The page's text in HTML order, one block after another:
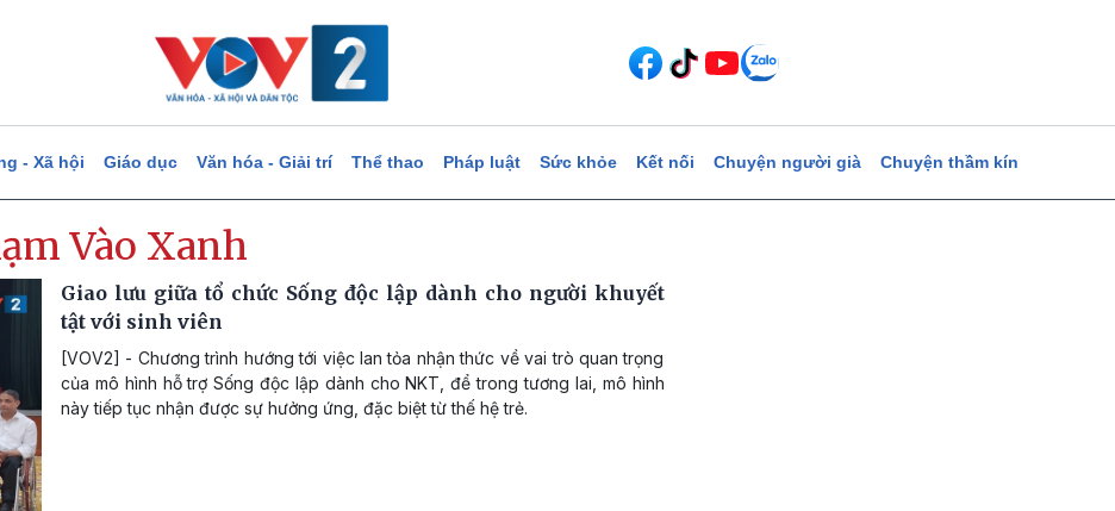
- Xã hội Giáo dục Văn hóa - Giải trí Thể thao Pháp luật Sức khỏe Kết nối Chuyện người già Chuyện thầm kín
Vào Xanh
Giao lưu giữa tổ chức Sống độc lập dành cho người khuyết
tật với sinh viên
[VOV2] - Chương trình hướng tới việc lan tỏa nhận thức về vai trò quan trọng
của mô hình hỗ trợ Sống độc lập dành cho NKT, để trong tương lai, mô hình
này tiếp tục nhận được sự hưởng ứng, đặc biệt từ thế hệ trẻ.